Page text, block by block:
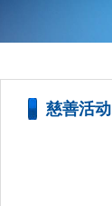
慈善活动